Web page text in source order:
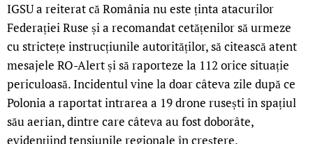
IGSU a reiterat că România nu este ținta atacurilor
Federației Ruse și a recomandat cetățenilor să urmeze
cu strictețe instrucțiunile autorităților, să citească atent
mesajele RO-Alert și să raporteze la 112 orice situație
periculoasă. Incidentul vine la doar câteva zile după ce
Polonia a raportat intrarea a 19 drone rusești în spațiul
său aerian, dintre care câteva au fost doborâte,
evidențiind tensiunile regionale în creștere.